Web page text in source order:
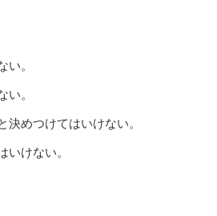
い。
い。
めつけてはいけない。
いけない。